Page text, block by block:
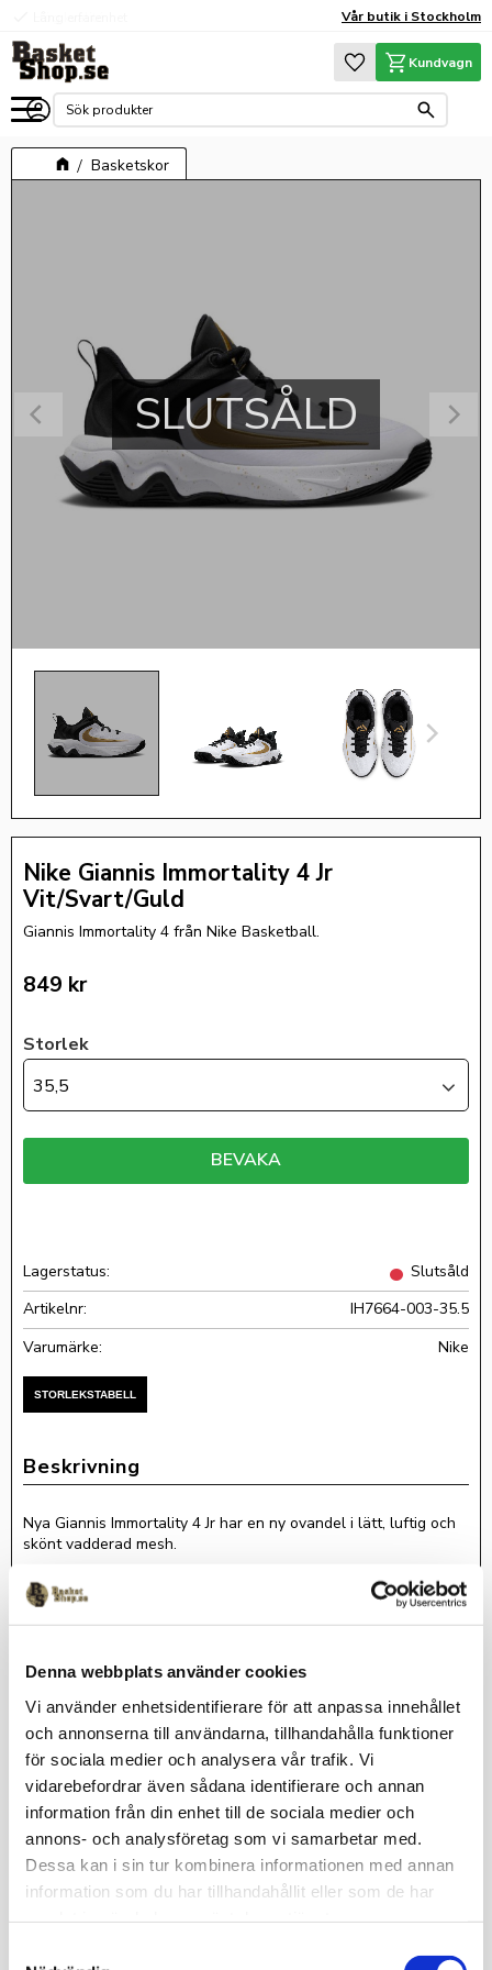
Denna webbplats använder cookies
Vi använder enhetsidentifierare för att anpassa innehållet
och annonserna till användarna, tillhandahålla funktioner
för sociala medier och analysera vår trafik. Vi
vidarebefordrar även sådana identifierare och annan
information från din enhet till de sociala medier och
annons- och analysföretag som vi samarbetar med.
Dessa kan i sin tur kombinera informationen med annan
information som du har tillhandahållit eller som de har
Meny
Vår butik i Stockholm
Favoriter
Kundvagn
Basketskor
SLUTSÅLD
Nike Giannis Immortality 4 Jr
Vit/Svart/Guld
Giannis Immortality 4 från Nike Basketball.
849 kr
Storlek
35,5
BEVAKA
Lagerstatus
Slutsåld
Artikelnr
IH7664-003-35.5
Nike
Nya Giannis Immortality 4 Jr har en ny ovandel i lätt, luftig och
skönt vadderad mesh.
energiåtergivning vid varje frånskjut.
Uppdaterat greppmönster på yttersulan från tidigare versioner
Omdömen
Du
Bli den första att lämna ett omdöme.